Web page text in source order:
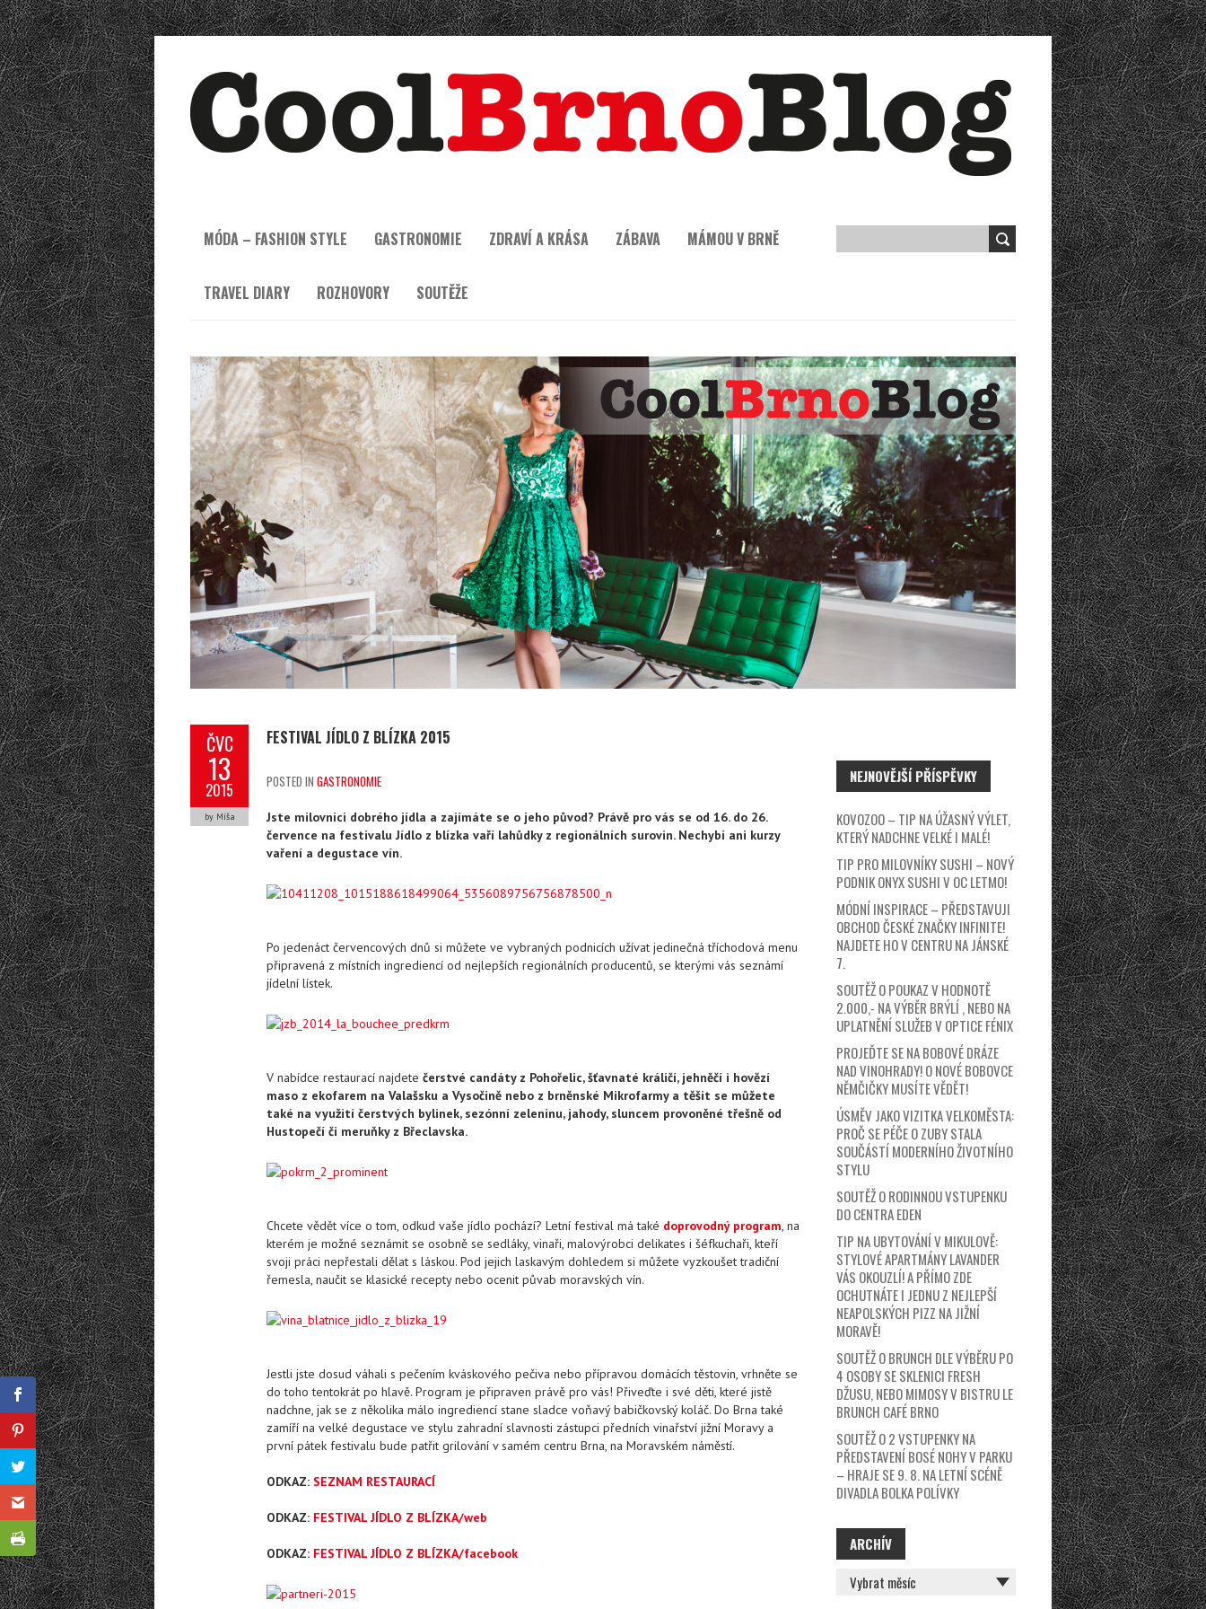
MÓDA – FASHION STYLE GASTRONOMIE ZDRAVÍ A KRÁSA ZÁBAVA MÁMOU V BRNĚ
TRAVEL DIARY ROZHOVORY SOUTĚŽE
ČVC
13
2015
by Míša
FESTIVAL JÍDLO Z BLÍZKA 2015
POSTED IN GASTRONOMIE
Jste milovníci dobrého jídla a zajímáte se o jeho původ? Právě pro vás se od 16. do 26.
července na festivalu Jídlo z blízka vaří lahůdky z regionálních surovin. Nechybí ani kurzy
vaření a degustace vín.
Po jedenáct červencových dnů si můžete ve vybraných podnicích užívat jedinečná tříchodová menu
připravená z místních ingrediencí od nejlepších regionálních producentů, se kterými vás seznámí
jídelní lístek.
V nabídce restaurací najdete čerstvé candáty z Pohořelic, šťavnaté králičí, jehněčí i hovězí
maso z ekofarem na Valašsku a Vysočině nebo z brněnské Mikrofarmy a těšit se můžete
také na využití čerstvých bylinek, sezónní zeleninu, jahody, sluncem provoněné třešně od
Hustopečí či meruňky z Břeclavska.
Chcete vědět více o tom, odkud vaše jídlo pochází? Letní festival má také doprovodný program, na
kterém je možné seznámit se osobně se sedláky, vinaři, malovýrobci delikates i šéfkuchaři, kteří
svoji práci nepřestali dělat s láskou. Pod jejich laskavým dohledem si můžete vyzkoušet tradiční
řemesla, naučit se klasické recepty nebo ocenit půvab moravských vín.
Jestli jste dosud váhali s pečením kváskového pečiva nebo přípravou domácích těstovin, vrhněte se
do toho tentokrát po hlavě. Program je připraven právě pro vás! Přiveďte i své děti, které jistě
nadchne, jak se z několika málo ingrediencí stane sladce voňavý babičkovský koláč. Do Brna také
zamíří na velké degustace ve stylu zahradní slavnosti zástupci předních vinařství jižní Moravy a
první pátek festivalu bude patřit grilování v samém centru Brna, na Moravském náměstí.
ODKAZ: SEZNAM RESTAURACÍ
ODKAZ: FESTIVAL JÍDLO Z BLÍZKA/web
ODKAZ: FESTIVAL JÍDLO Z BLÍZKA/facebook
NEJNOVĚJŠÍ PŘÍSPĚVKY
KOVOZOO – TIP NA ÚŽASNÝ VÝLET,
KTERÝ NADCHNE VELKÉ I MALÉ!
TIP PRO MILOVNÍKY SUSHI – NOVÝ
PODNIK ONYX SUSHI V OC LETMO!
MÓDNÍ INSPIRACE – PŘEDSTAVUJI
OBCHOD ČESKÉ ZNAČKY INFINITE!
NAJDETE HO V CENTRU NA JÁNSKÉ
7.
SOUTĚŽ O POUKAZ V HODNOTĚ
2.000,- NA VÝBĚR BRÝLÍ , NEBO NA
UPLATNĚNÍ SLUŽEB V OPTICE FÉNIX
PROJEĎTE SE NA BOBOVÉ DRÁZE
NAD VINOHRADY! O NOVÉ BOBOVCE
NĚMČIČKY MUSÍTE VĚDĚT!
ÚSMĚV JAKO VIZITKA VELKOMĚSTA:
PROČ SE PÉČE O ZUBY STALA
SOUČÁSTÍ MODERNÍHO ŽIVOTNÍHO
STYLU
SOUTĚŽ O RODINNOU VSTUPENKU
DO CENTRA EDEN
TIP NA UBYTOVÁNÍ V MIKULOVĚ:
STYLOVÉ APARTMÁNY LAVANDER
VÁS OKOUZLÍ! A PŘÍMO ZDE
OCHUTNÁTE I JEDNU Z NEJLEPŠÍ
NEAPOLSKÝCH PIZZ NA JIŽNÍ
MORAVĚ!
SOUTĚŽ O BRUNCH DLE VÝBĚRU PO
4 OSOBY SE SKLENICI FRESH
DŽUSU, NEBO MIMOSY V BISTRU LE
BRUNCH CAFÉ BRNO
SOUTĚŽ O 2 VSTUPENKY NA
PŘEDSTAVENÍ BOSÉ NOHY V PARKU
– HRAJE SE 9. 8. NA LETNÍ SCÉNĚ
DIVADLA BOLKA POLÍVKY
ARCHÍV
ARCHÍV